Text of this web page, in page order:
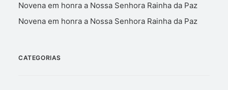
Novena em honra a Nossa Senhora Rainha da Paz
Novena em honra a Nossa Senhora Rainha da Paz
CATEGORIAS